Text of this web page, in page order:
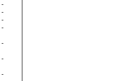
-
-
-
-
-
-
-